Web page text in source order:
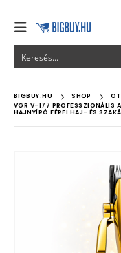
BIGBUY.HU SHOP
VGR V-177 PROFESSZIONÁLIS
HAJNYÍRÓ FÉRFI HAJ- ÉS